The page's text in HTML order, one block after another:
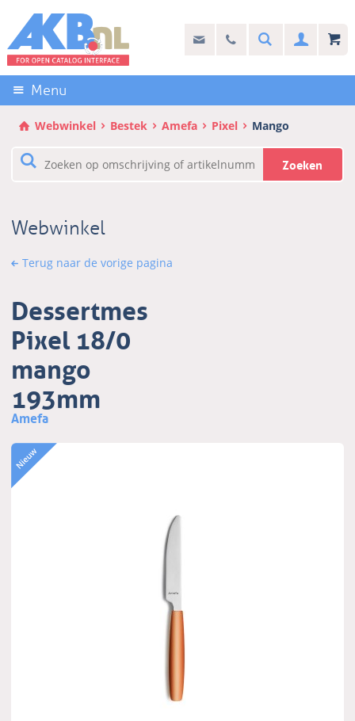
links
over
Direct
naar
de
inhoud
naar
info@akb.nl
Stel uw vraag
030 69 50 814Search
Menu
Webwinkel Bestek Amefa Pixel Mango
Zoeken
Webwinkel
Terug naar de vorige pagina
Dessertmes
Pixel 18/0
mango
193mm
Amefa